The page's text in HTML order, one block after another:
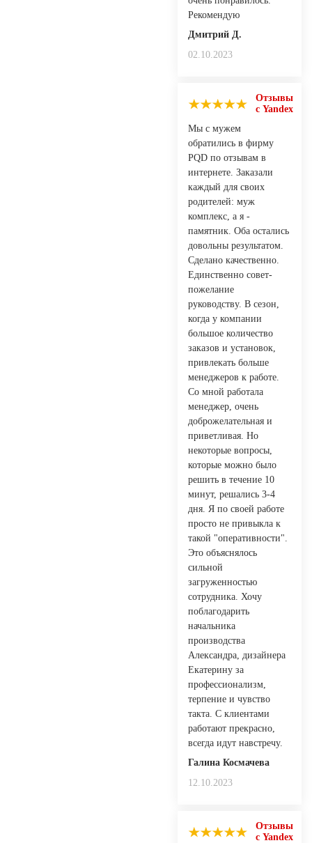
Рекомендую
Дмитрий Д.
02.10.2023
Отзывы
с Yandex
Мы с мужем
обратились в фирму
PQD по отзывам в
интернете. Заказали
каждый для своих
родителей: муж
комплекс, а я -
памятник. Оба остались
довольны результатом.
Сделано качественно.
Единственно совет-
пожелание
руководству. В сезон,
когда у компании
большое количество
заказов и установок,
привлекать больше
менеджеров к работе.
Со мной работала
менеджер, очень
доброжелательная и
приветливая. Но
некоторые вопросы,
которые можно было
решить в течение 10
минут, решались 3-4
дня. Я по своей работе
просто не привыкла к
такой "оперативности".
Это объяснялось
сильной
загруженностью
сотрудника. Хочу
поблагодарить
начальника
производства
Александра, дизайнера
Екатерину за
профессионализм,
терпение и чувство
такта. С клиентами
работают прекрасно,
всегда идут навстречу.
Галина Космачева
12.10.2023
Отзывы
с Yandex